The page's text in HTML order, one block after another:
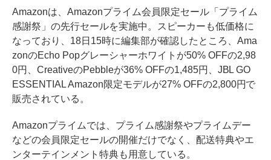
Amazonは、Amazonプライム会員限定セール「プライム
感謝祭」の先行セールを実施中。スピーカーも低価格に
なっており、18日15時に編集部が確認したところ、Ama
zonのEcho Popグレーシャーホワイトが50% OFFの2,98
0円、CreativeのPebbleが36% OFFの1,485円、JBL GO
ESSENTIAL Amazon限定モデルが27% OFFの2,800円で
販売されている。
Amazonプライムでは、プライム感謝祭やプライムデー
などの会員限定セールの開催だけでなく、配送特典やエ
ンターテインメント特典も用意している。